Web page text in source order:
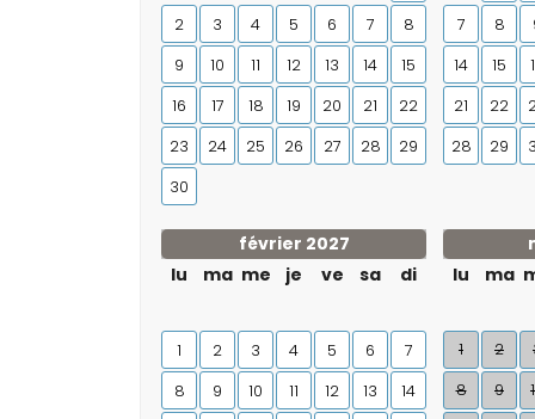
2
3 4 5 6 7
8
9
10 11 12 13 14
15
16
17 18 19 20 21
22
23
24 25 26 27 28
29
30
7
8
14
15
21
22
28
29
février 2027
lu
ma me je ve sa di
1 2 3 4 5 6
7
8
9 10 11 12 13 14
lu
ma
1 2
8
9